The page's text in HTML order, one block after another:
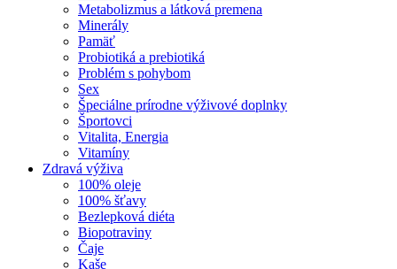
Metabolizmus a látková premena
Minerály
Pamäť
Probiotiká a prebiotiká
Problém s pohybom
Sex
Špeciálne prírodne výživové doplnky
Športovci
Vitalita, Energia
Vitamíny
Zdravá výživa
100% oleje
100% šťavy
Bezlepková diéta
Biopotraviny
Čaje
Kaše